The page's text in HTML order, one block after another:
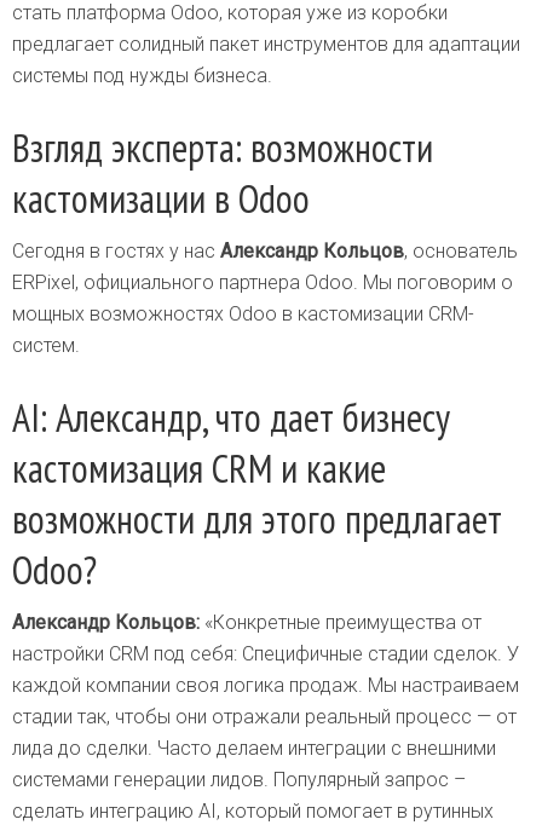
стать платформа Odoo, которая уже из коробки
предлагает солидный пакет инструментов для адаптации
системы под нужды бизнеса.
Взгляд эксперта: возможности
кастомизации в Odoo
Сегодня в гостях у нас Александр Кольцов, основатель
ERPixel, официального партнера Odoo. Мы поговорим о
мощных возможностях Odoo в кастомизации CRM-
систем.
AI: Александр, что дает бизнесу
кастомизация CRM и какие
возможности для этого предлагает
Odoo?
Александр Кольцов: «Конкретные преимущества от
настройки CRM под себя: Специфичные стадии сделок. У
каждой компании своя логика продаж. Мы настраиваем
стадии так, чтобы они отражали реальный процесс — от
лида до сделки. Часто делаем интеграции с внешними
системами генерации лидов. Популярный запрос –
сделать интеграцию AI, который помогает в рутинных